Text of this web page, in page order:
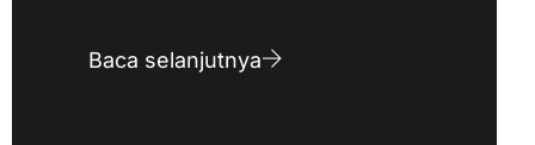
Baca selanjutnya